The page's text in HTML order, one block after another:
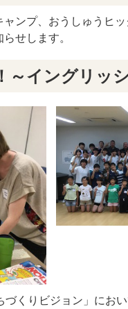
ンプ、おうしゅうヒ
せします。
～イングリッ
くりビジョン」にお